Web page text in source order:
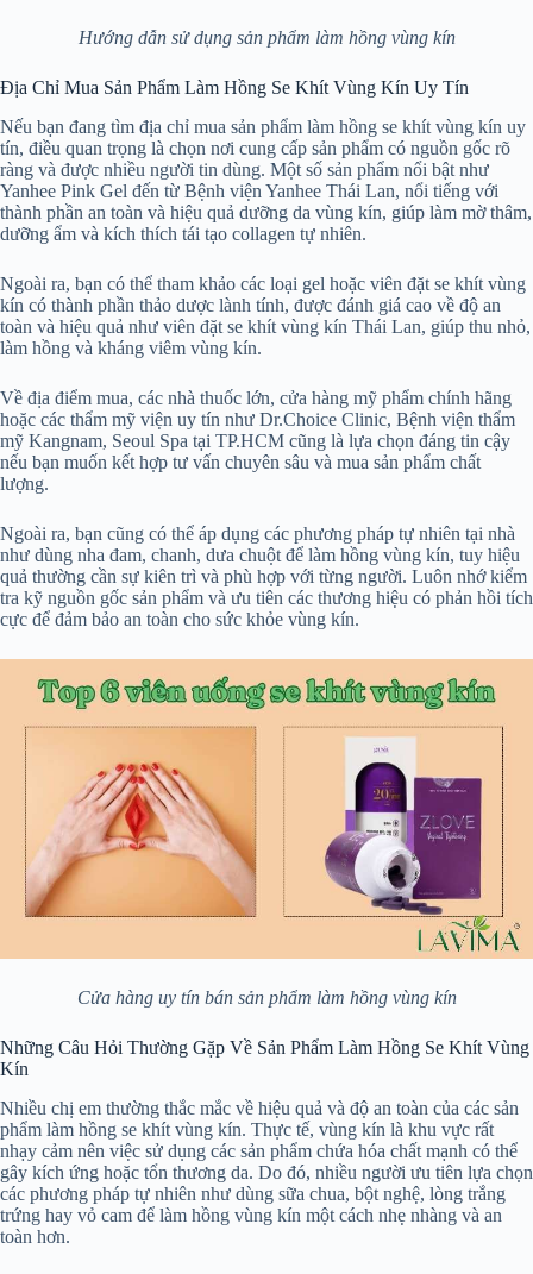
Hướng dẫn sử dụng sản phẩm làm hồng vùng kín
Địa Chỉ Mua Sản Phẩm Làm Hồng Se Khít Vùng Kín Uy Tín
Nếu bạn đang tìm địa chỉ mua sản phẩm làm hồng se khít vùng kín uy
tín, điều quan trọng là chọn nơi cung cấp sản phẩm có nguồn gốc rõ
ràng và được nhiều người tin dùng. Một số sản phẩm nổi bật như
Yanhee Pink Gel đến từ Bệnh viện Yanhee Thái Lan, nổi tiếng với
thành phần an toàn và hiệu quả dưỡng da vùng kín, giúp làm mờ thâm,
dưỡng ẩm và kích thích tái tạo collagen tự nhiên.
Ngoài ra, bạn có thể tham khảo các loại gel hoặc viên đặt se khít vùng
kín có thành phần thảo dược lành tính, được đánh giá cao về độ an
toàn và hiệu quả như viên đặt se khít vùng kín Thái Lan, giúp thu nhỏ,
làm hồng và kháng viêm vùng kín.
Về địa điểm mua, các nhà thuốc lớn, cửa hàng mỹ phẩm chính hãng
hoặc các thẩm mỹ viện uy tín như Dr.Choice Clinic, Bệnh viện thẩm
mỹ Kangnam, Seoul Spa tại TP.HCM cũng là lựa chọn đáng tin cậy
nếu bạn muốn kết hợp tư vấn chuyên sâu và mua sản phẩm chất
lượng.
Ngoài ra, bạn cũng có thể áp dụng các phương pháp tự nhiên tại nhà
như dùng nha đam, chanh, dưa chuột để làm hồng vùng kín, tuy hiệu
quả thường cần sự kiên trì và phù hợp với từng người. Luôn nhớ kiểm
tra kỹ nguồn gốc sản phẩm và ưu tiên các thương hiệu có phản hồi tích
cực để đảm bảo an toàn cho sức khỏe vùng kín.
Cửa hàng uy tín bán sản phẩm làm hồng vùng kín
Những Câu Hỏi Thường Gặp Về Sản Phẩm Làm Hồng Se Khít Vùng
Kín
Nhiều chị em thường thắc mắc về hiệu quả và độ an toàn của các sản
phẩm làm hồng se khít vùng kín. Thực tế, vùng kín là khu vực rất
nhạy cảm nên việc sử dụng các sản phẩm chứa hóa chất mạnh có thể
gây kích ứng hoặc tổn thương da. Do đó, nhiều người ưu tiên lựa chọn
các phương pháp tự nhiên như dùng sữa chua, bột nghệ, lòng trắng
trứng hay vỏ cam để làm hồng vùng kín một cách nhẹ nhàng và an
toàn hơn.